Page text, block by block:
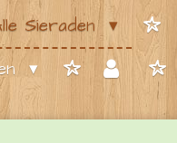
Sieraden